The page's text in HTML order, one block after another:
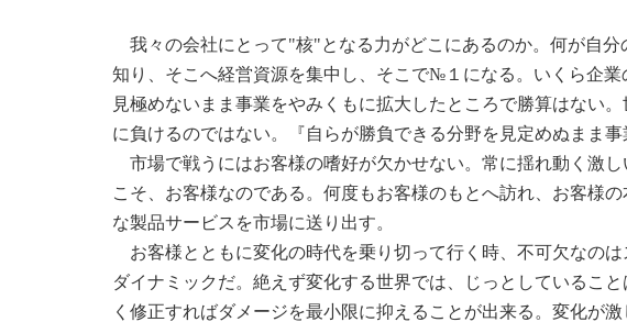
我々の会社にとって"核"となる力がどこにあるのか。何が自分
知り、そこへ経営資源を集中し、そこで№１になる。いくら企
見極めないまま事業をやみくもに拡大したところで勝算はない
に負けるのではない。『自らが勝負できる分野を見定めぬまま
市場で戦うにはお客様の嗜好が欠かせない。常に揺れ動く激
こそ、お客様なのである。何度もお客様のもとへ訪れ、お客様
な製品サービスを市場に送り出す。
お客様とともに変化の時代を乗り切って行く時、不可欠なのは
ダイナミックだ。絶えず変化する世界では、じっとしているこ
く修正すればダメージを最小限に抑えることが出来る。変化が